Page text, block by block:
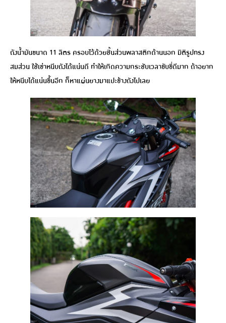
ถังน้ำมันขนาด 11 ลิตร ครอบไว้ด้วยชิ้นส่วนพลาสติกด้านนอก มิติรูปทรง
สมส่วน ใช้เข่าหนีบถังได้แน่นดี ทำให้เกิดความกระชับเวลาขับขี่ดีมาก ถ้าอยาก
ให้หนีบได้แน่นขึ้นอีก ก็หาแผ่นยางมาแปะข้างถังไปเลย